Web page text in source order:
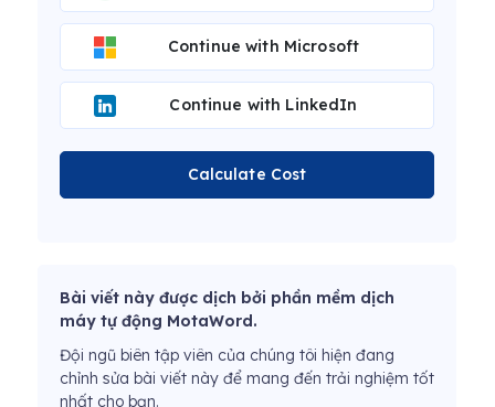
Continue with Microsoft
Continue with LinkedIn
Calculate Cost
Bài viết này được dịch bởi phần mềm dịch
máy tự động MotaWord.
Đội ngũ biên tập viên của chúng tôi hiện đang
chỉnh sửa bài viết này để mang đến trải nghiệm tốt
nhất cho bạn.